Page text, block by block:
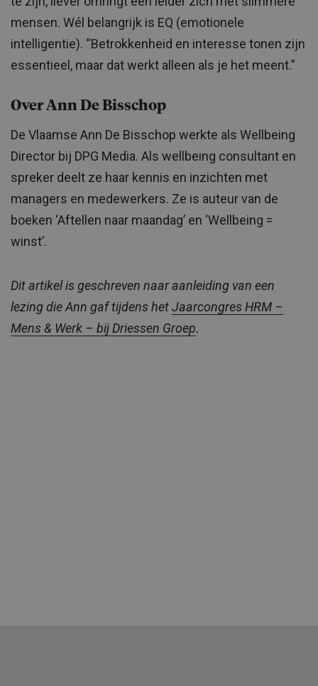
mensen. Wél belangrijk is EQ (emotionele
intelligentie). “Betrokkenheid en interesse tonen zijn
essentieel, maar dat werkt alleen als je het meent.”
Over Ann De Bisschop
De Vlaamse Ann De Bisschop werkte als Wellbeing
Director bij DPG Media. Als wellbeing consultant en
spreker deelt ze haar kennis en inzichten met
managers en medewerkers. Ze is auteur van de
boeken ‘Aftellen naar maandag’ en ‘Wellbeing =
winst’.
Dit artikel is geschreven naar aanleiding van een
lezing die Ann gaf tijdens hetJaarcongres HRM –
Mens & Werk – bij Driessen Groep.